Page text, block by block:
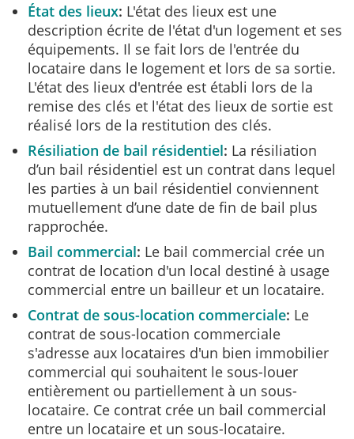
État des lieux L'état des lieux est une
description écrite de l'état d'un logement et ses
équipements. Il se fait lors de l'entrée du
locataire dans le logement et lors de sa sortie.
L'état des lieux d'entrée est établi lors de la
remise des clés et l'état des lieux de sortie est
réalisé lors de la restitution des clés.
Résiliation de bail résidentiel La résiliation
d’un bail résidentiel est un contrat dans lequel
les parties à un bail résidentiel conviennent
mutuellement d’une date de fin de bail plus
rapprochée.
Bail commercial Le bail commercial crée un
contrat de location d'un local destiné à usage
commercial entre un bailleur et un locataire.
Contrat de sous-location commerciale Le
contrat de sous-location commerciale
s'adresse aux locataires d'un bien immobilier
commercial qui souhaitent le sous-louer
entièrement ou partiellement à un sous-
locataire. Ce contrat crée un bail commercial
entre un locataire et un sous-locataire.